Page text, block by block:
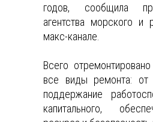
годов, сообщила
агентства морского и
макс-канале.
Всего
все виды ремонта: от
поддержание
капитального,